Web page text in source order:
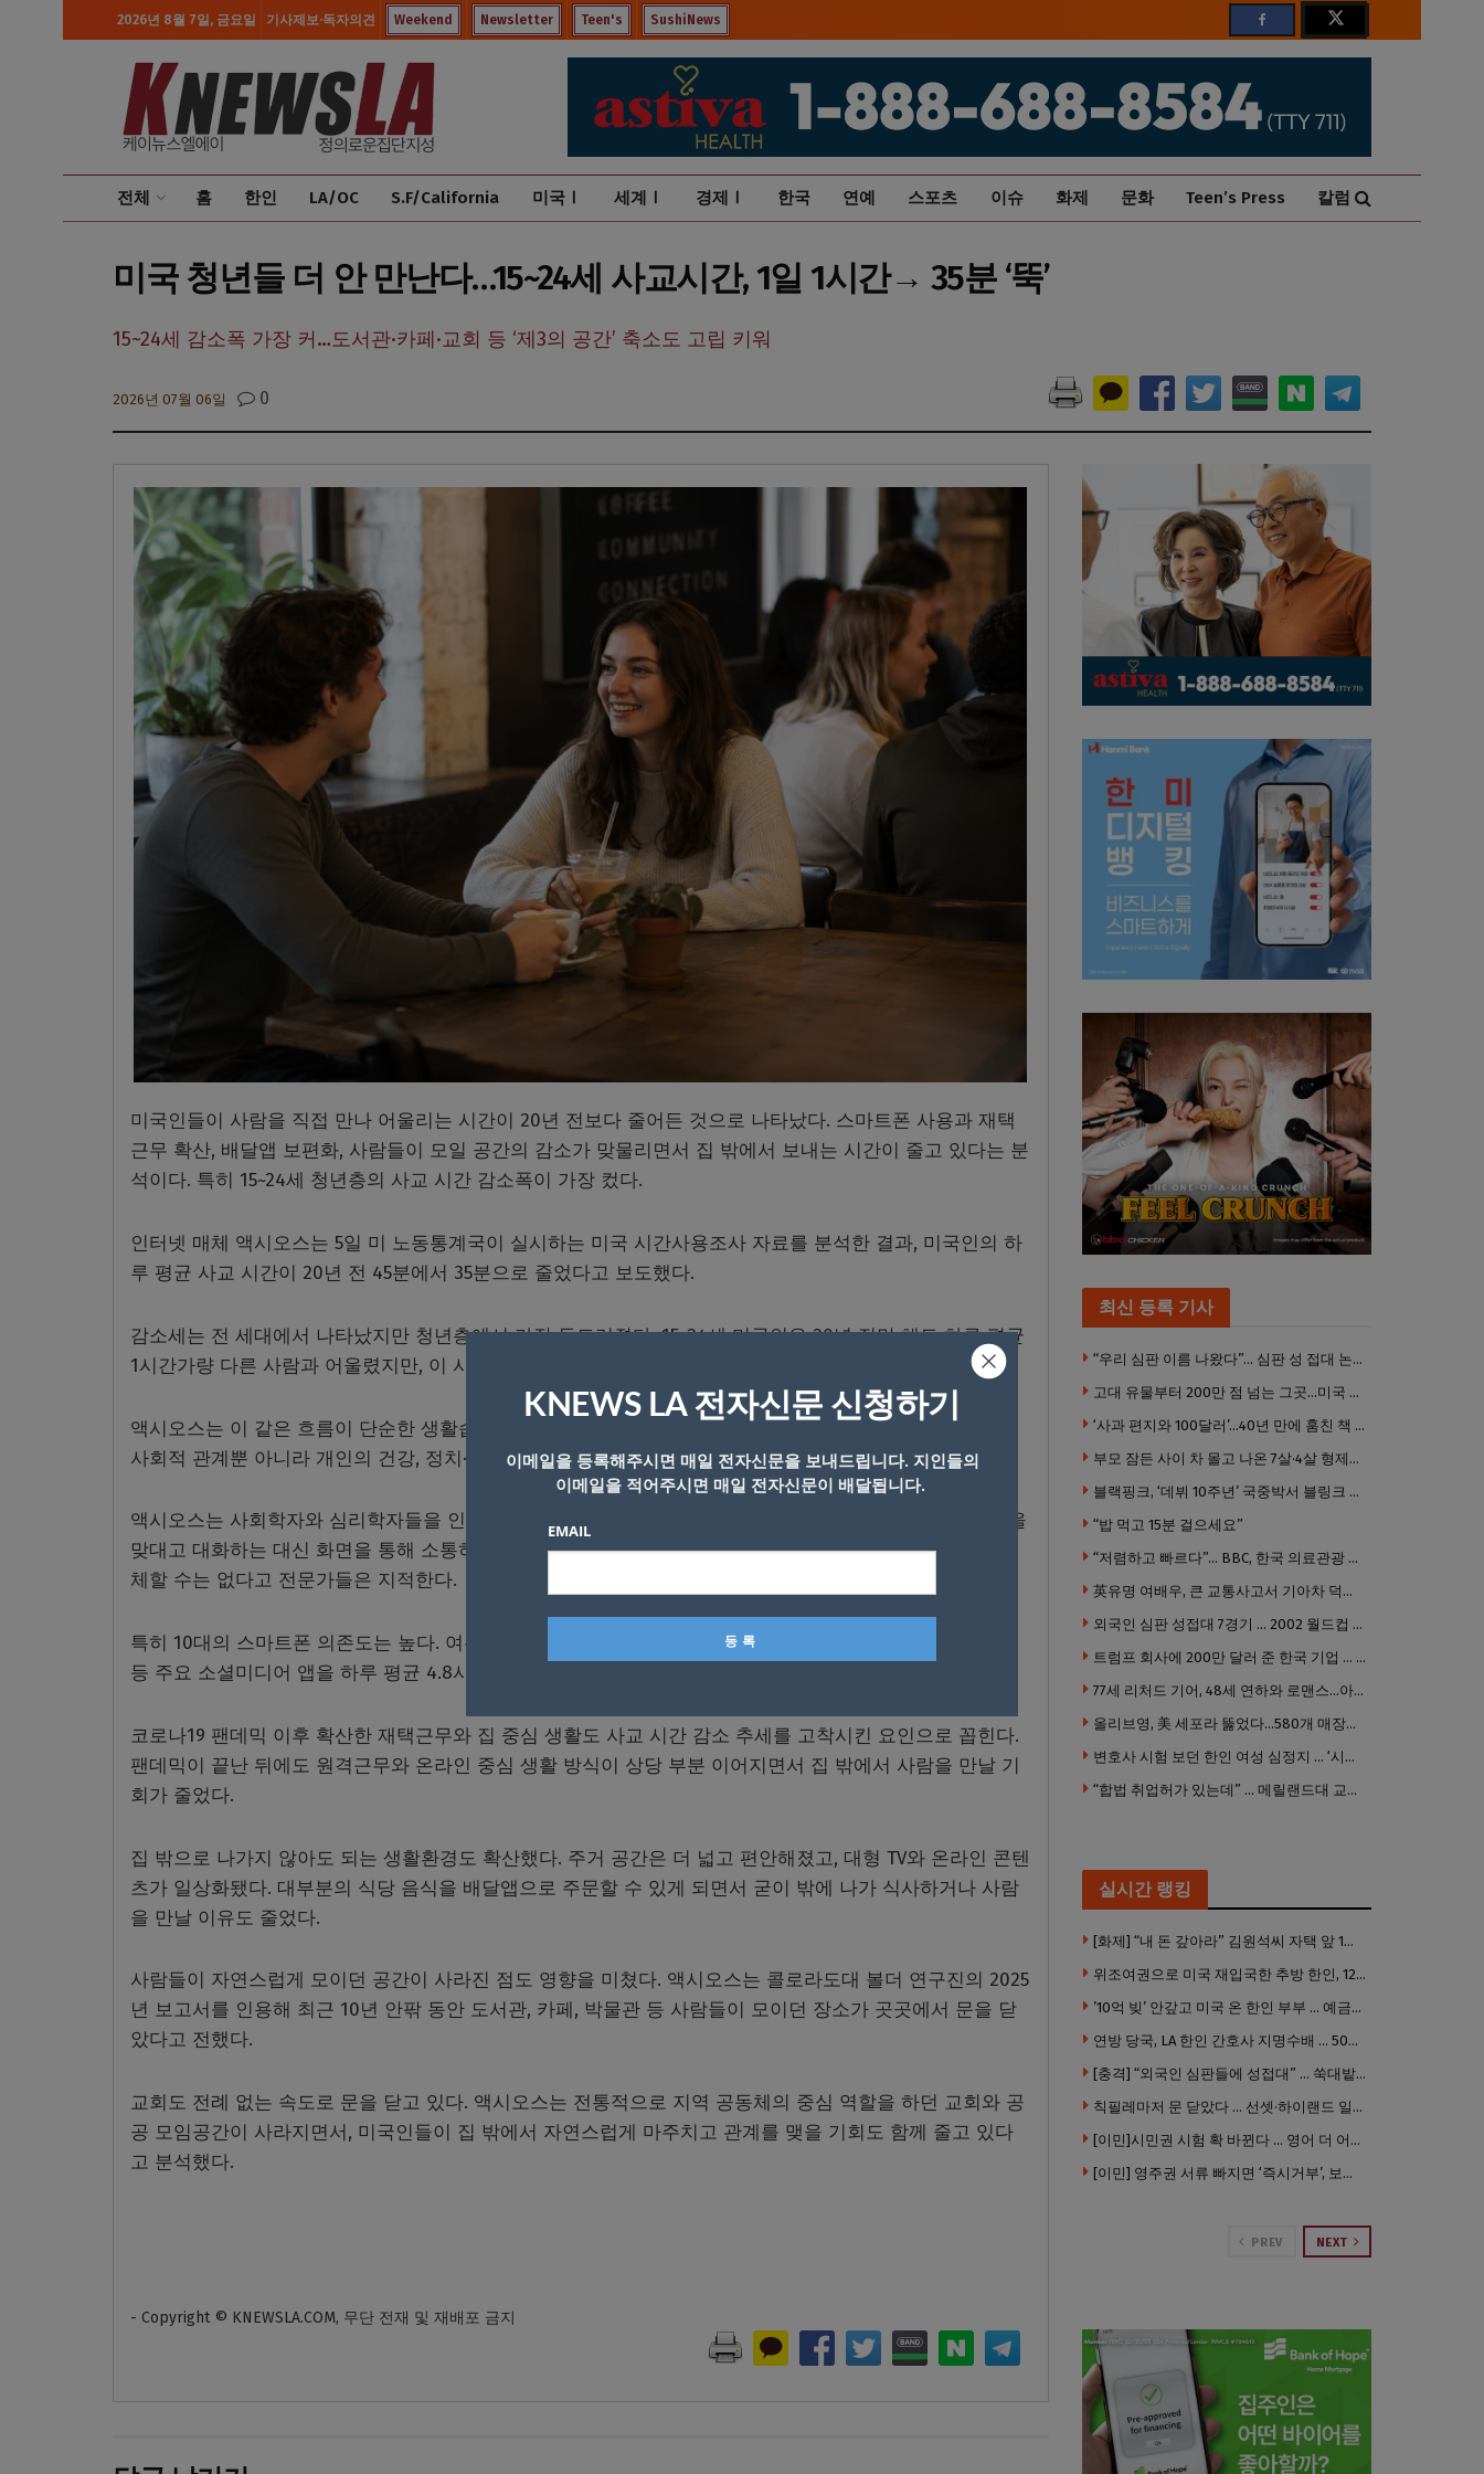
2026년 8월 7일, 금요일 기사제보·독자의견 Weekend Newsletter Teen's SushiNews
전체 홈 한인 LA/OC S.F/California 미국Ⅰ 세계Ⅰ 경제Ⅰ 한국 연예 스포츠 이슈 화제 문화 Teen’s Press 칼럼
미국 청년들 더 안 만난다…15~24세 사교시간, 1일 1시간→ 35분 ‘뚝’
15~24세 감소폭 가장 커…도서관·카페·교회 등 ‘제3의 공간’ 축소도 고립 키워
2026년 07월 06일 0
미국인들이 사람을 직접 만나 어울리는 시간이 20년 전보다 줄어든 것으로 나타났다. 스마트폰 사용과 재택
근무 확산, 배달앱 보편화, 사람들이 모일 공간의 감소가 맞물리면서 집 밖에서 보내는 시간이 줄고 있다는 분
석이다. 특히 15~24세 청년층의 사교 시간 감소폭이 가장 컸다.
인터넷 매체 액시오스는 5일 미 노동통계국이 실시하는 미국 시간사용조사 자료를 분석한 결과, 미국인의 하
루 평균 사교 시간이 20년 전 45분에서 35분으로 줄었다고 보도했다.
감소세는 전 세대에서 나타났지만 청년층에서 가장 두드러졌다. 15~24세 미국인은 20년 전만 해도 하루 평균
1시간가량 다른 사람과 어울렸지만, 이 시간은 35분까지 줄었다.
액시오스는 이 같은 흐름이 단순한 생활습관의 변화에 그치지 않는다고 짚었다. 대면 교류 시간이 줄어들면
사회적 관계뿐 아니라 개인의 건강, 정치·사회 인식, 수명에도 영향을 줄 수 있다는 것이다.
액시오스는 사회학자와 심리학자들을 인용해 스마트폰 사용을 주요 원인 중 하나로 꼽았다. 사람들은 얼굴을
맞대고 대화하는 대신 화면을 통해 소통하는 시간이 늘었다. 다만 소셜미디어가 실제 대면 만남을 완전히 대
체할 수는 없다고 전문가들은 지적한다.
특히 10대의 스마트폰 의존도는 높다. 여론조사기관 갤럽에 따르면 미국 10대들은 틱톡, 인스타그램, 스냅챗
등 주요 소셜미디어 앱을 하루 평균 4.8시간 이용하는 것으로 조사됐다.
코로나19 팬데믹 이후 확산한 재택근무와 집 중심 생활도 사교 시간 감소 추세를 고착시킨 요인으로 꼽힌다.
팬데믹이 끝난 뒤에도 원격근무와 온라인 중심 생활 방식이 상당 부분 이어지면서 집 밖에서 사람을 만날 기
회가 줄었다.
집 밖으로 나가지 않아도 되는 생활환경도 확산했다. 주거 공간은 더 넓고 편안해졌고, 대형 TV와 온라인 콘텐
츠가 일상화됐다. 대부분의 식당 음식을 배달앱으로 주문할 수 있게 되면서 굳이 밖에 나가 식사하거나 사람
을 만날 이유도 줄었다.
사람들이 자연스럽게 모이던 공간이 사라진 점도 영향을 미쳤다. 액시오스는 콜로라도대 볼더 연구진의 2025
년 보고서를 인용해 최근 10년 안팎 동안 도서관, 카페, 박물관 등 사람들이 모이던 장소가 곳곳에서 문을 닫
았다고 전했다.
교회도 전례 없는 속도로 문을 닫고 있다. 액시오스는 전통적으로 지역 공동체의 중심 역할을 하던 교회와 공
공 모임공간이 사라지면서, 미국인들이 집 밖에서 자연스럽게 마주치고 관계를 맺을 기회도 함께 줄고 있다
고 분석했다.
- Copyright © KNEWSLA.COM, 무단 전재 및 재배포 금지
최신 등록 기사
“우리 심판 이름 나왔다”… 심판 성 접대 논란에 日 축구계 발칵
고대 유물부터 200만 점 넘는 그곳…미국 최고 미술관은?
‘사과 편지와 100달러’…40년 만에 훔친 책 돌려준 절도범
부모 잠든 사이 차 몰고 나온 7살·4살 형제…보행자 덮쳐 중태
블랙핑크, ‘데뷔 10주년’ 국중박서 블링크 만난다 “섭섭함 안겨 미안”
“밥 먹고 15분 걸으세요”
“저렴하고 빠르다”… BBC, 한국 의료관광 열풍 주목
英유명 여배우, 큰 교통사고서 기아차 덕에 살았다
외국인 심판 성접대 7경기 … 2002 월드컵 4강 신화도 흔들
트럼프 회사에 200만 달러 준 한국 기업 … 민주당 뇌물의혹 조사
77세 리처드 기어, 48세 연하와 로맨스…아들과 3살 차
올리브영, 美 세포라 뚫었다…580개 매장에 ‘K뷰티에딧’ 론칭
변호사 시험 보던 한인 여성 심정지 … ‘시험장측 대응 부적절’ 소송
“합법 취업허가 있는데” … 메릴랜드대 교수, 공항서 ICE에 체포, 구금 중
실시간 랭킹
[화제] “내 돈 갚아라” 김원석씨 자택 앞 1인 광대 시위 … 한인 투자사, “108만 달러 못받아”
위조여권으로 미국 재입국한 추방 한인, 120만 달러 은행 사기 행각
’10억 빚’ 안갚고 미국 온 한인 부부 … 예금보험공사, 미국서 소송
연방 당국, LA 한인 간호사 지명수배 … 500만 달러 메디캐어 사기, 선고 직전 한국 도주
[충격] “외국인 심판들에 성접대” … 쑥대밭된 축협 어디까지 추락하나
칙필레마저 문 닫았다 … 선셋·하이랜드 일대 ‘황량한 거리’로
[이민]시민권 시험 확 바뀐다 … 영어 더 어렵게, 민간시험 도입 추진
[이민] 영주권 서류 빠지면 ‘즉시거부’, 보완기회 없다 … 이민심사 8월부터 확 바뀐다
PREV NEXT
KNEWS LA 전자신문 신청하기
이메일을 등록해주시면 매일 전자신문을 보내드립니다. 지인들의
이메일을 적어주시면 매일 전자신문이 배달됩니다.
EMAIL